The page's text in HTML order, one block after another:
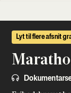
Lyt til flere afsnit